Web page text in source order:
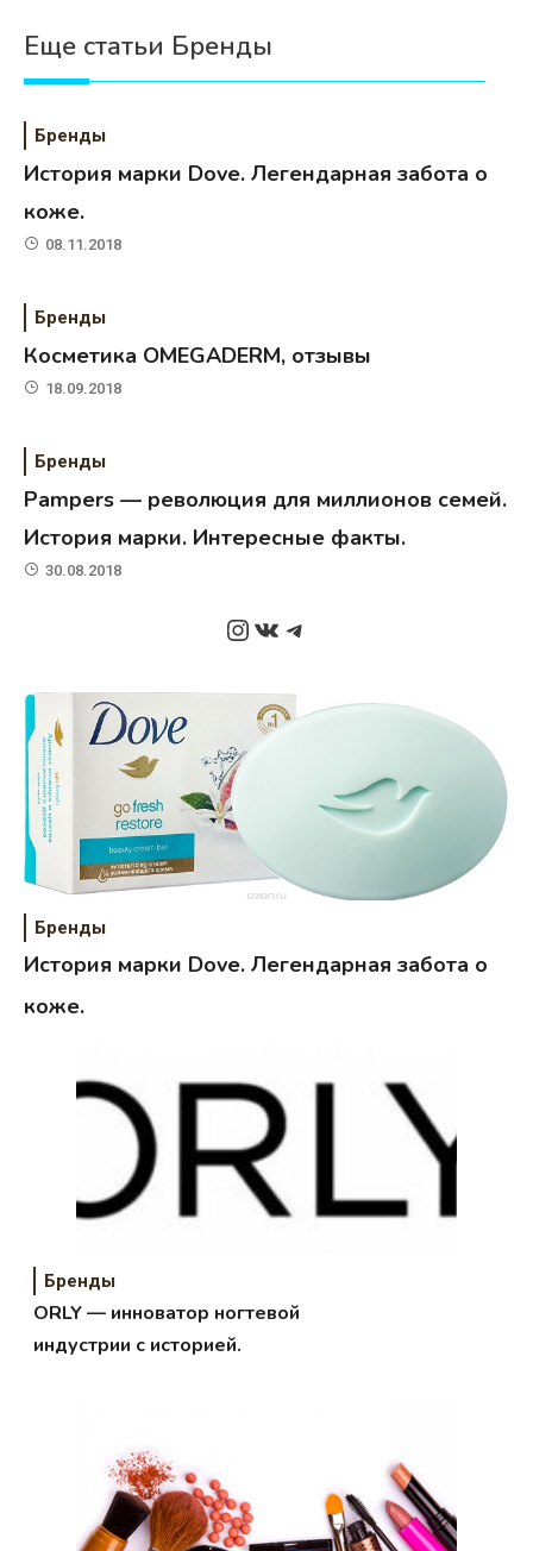
Еще статьи Бренды
Бренды
История марки Dove. Легендарная забота о
коже.
08.11.2018
Бренды
Косметика OMEGADERM, отзывы
18.09.2018
Бренды
Pampers — революция для миллионов семей.
История марки. Интересные факты.
30.08.2018
Instagram
ВКонтакте
Telegram
Бренды
История марки Dove. Легендарная забота о
коже.
Бренды
ORLY — инноватор ногтевой
индустрии с историей.